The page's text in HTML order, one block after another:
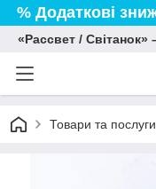
% Додаткові
«Рассвет / Світанок»
Товари та послуги